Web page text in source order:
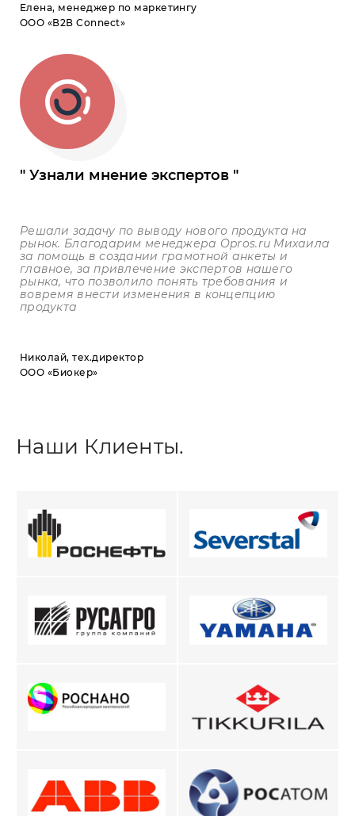
Елена, менеджер по маркетингу
ООО «В2В Connect»
Узнали мнение экспертов
Решали задачу по выводу нового продукта на
рынок. Благодарим менеджера Opros.ru Михаила
за помощь в создании грамотной анкеты и
главное, за привлечение экспертов нашего
рынка, что позволило понять требования и
вовремя внести изменения в концепцию
продукта
Николай, тех.директор
ООО «Биокер»
Наши Клиенты.